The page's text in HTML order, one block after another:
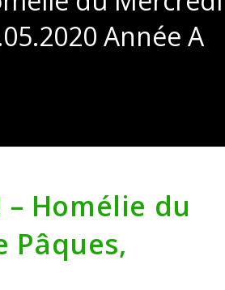
Année A
Homélie du
Pâques,